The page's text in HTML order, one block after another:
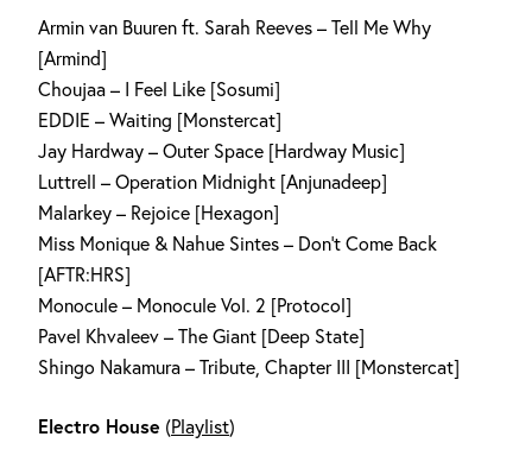
Armin van Buuren ft. Sarah Reeves – Tell Me Why
[Armind]
Choujaa – I Feel Like [Sosumi]
EDDIE – Waiting [Monstercat]
Jay Hardway – Outer Space [Hardway Music]
Luttrell – Operation Midnight [Anjunadeep]
Malarkey – Rejoice [Hexagon]
Miss Monique & Nahue Sintes – Don’t Come Back
[AFTR:HRS]
Monocule – Monocule Vol. 2 [Protocol]
Pavel Khvaleev – The Giant [Deep State]
Shingo Nakamura – Tribute, Chapter III [Monstercat]
Electro House (Playlist)